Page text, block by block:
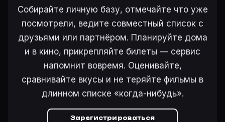
Собирайте личную базу, отмечайте что уже
посмотрели, ведите совместный список с
друзьями или партнёром. Планируйте дома
и в кино, прикрепляйте билеты — сервис
напомнит вовремя. Оценивайте,
сравнивайте вкусы и не теряйте фильмы в
длинном списке «когда-нибудь».
Зарегистрироваться